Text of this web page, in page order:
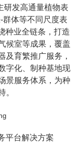
研发高通量植物表
体等不同尺度表
种业全链条，打造
候室等成果，覆盖
及育繁推广服务，
字化、制种基地现
景服务体系，为种
。
平台解决方案